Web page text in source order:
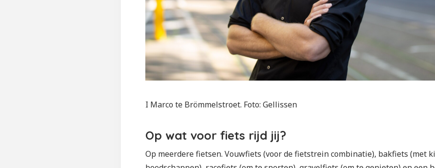
I Marco te Brömmelstroet. Foto: Gellissen
Op wat voor fiets rijd jij?
Op meerdere fietsen. Vouwfiets (voor de fietstrein combinatie), bakfiets (met